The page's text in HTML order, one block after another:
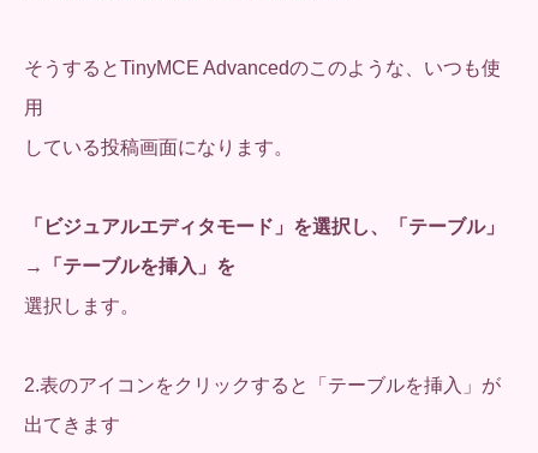
そうするとTinyMCE Advancedのこのような、いつも使
用
している投稿画面になります。
「ビジュアルエディタモード」を選択し、「テーブル」
→「テーブルを挿入」を
選択します。
2.表のアイコンをクリックすると「テーブルを挿入」が
出てきます